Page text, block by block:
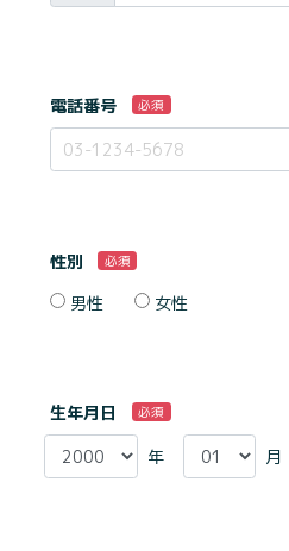
電話番号 必須
性別 必須
男性 女性
生年月日 必須
年 月